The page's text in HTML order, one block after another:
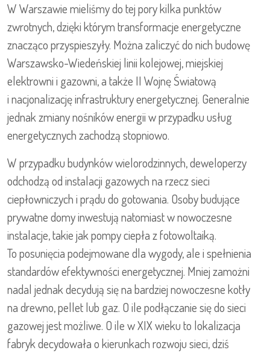
W Warszawie mieliśmy do tej pory kilka punktów
zwrotnych, dzięki którym transformacje energetyczne
znacząco przyspieszyły. Można zaliczyć do nich budowę
Warszawsko-Wiedeńskiej linii kolejowej, miejskiej
elektrowni i gazowni, a także II Wojnę Światową
i nacjonalizację infrastruktury energetycznej. Generalnie
jednak zmiany nośników energii w przypadku usług
energetycznych zachodzą stopniowo.
W przypadku budynków wielorodzinnych, deweloperzy
odchodzą od instalacji gazowych na rzecz sieci
ciepłowniczych i prądu do gotowania. Osoby budujące
prywatne domy inwestują natomiast w nowoczesne
instalacje, takie jak pompy ciepła z fotowoltaiką.
To posunięcia podejmowane dla wygody, ale i spełnienia
standardów efektywności energetycznej. Mniej zamożni
nadal jednak decydują się na bardziej nowoczesne kotły
na drewno, pellet lub gaz. O ile podłączanie się do sieci
gazowej jest możliwe. O ile w XIX wieku to lokalizacja
fabryk decydowała o kierunkach rozwoju sieci, dziś